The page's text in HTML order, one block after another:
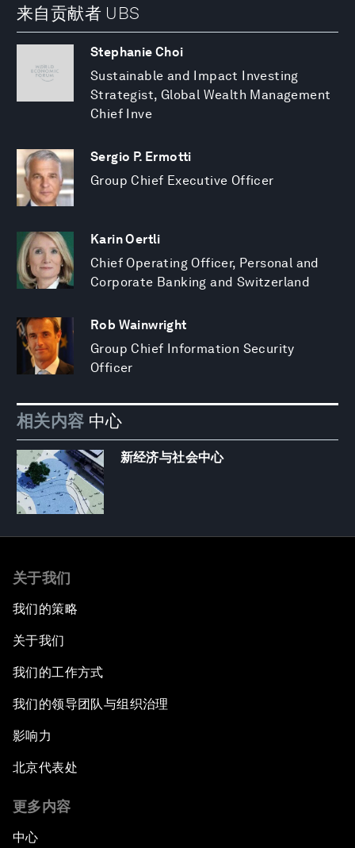
来自贡献者 UBS
Stephanie Choi
Sustainable and Impact Investing
Strategist, Global Wealth Management
Chief Inve
Sergio P. Ermotti
Group Chief Executive Officer
Karin Oertli
Chief Operating Officer, Personal and
Corporate Banking and Switzerland
Rob Wainwright
Group Chief Information Security
Officer
相关内容 中心
新经济与社会中心
关于我们
我们的策略
关于我们
我们的工作方式
我们的领导团队与组织治理
影响力
北京代表处
更多内容
中心